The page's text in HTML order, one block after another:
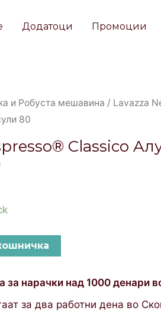
Додатоци Промоции
и Робуста мешавина / Lavazza
80
Classico
за нарачки над 1000 денари
за два работни дена во